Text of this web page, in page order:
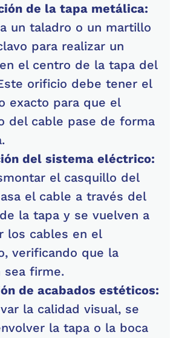
de la tapa metálica:
un taladro o un martillo
para realizar un
el centro de la tapa del
orificio debe tener el
exacto para que el
del cable pase de forma
del sistema eléctrico:
el casquillo del
el cable a través del
la tapa y se vuelven a
los cables en el
verificando que la
sea firme.
de acabados estéticos:
la calidad visual, se
la tapa o la boca